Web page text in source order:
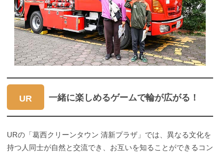
UR 一緒に楽しめるゲームで輪が広がる！
URの「葛西クリーンタウン 清新プラザ」では、異なる文化を
持つ人同士が自然と交流でき、お互いを知ることができるコン